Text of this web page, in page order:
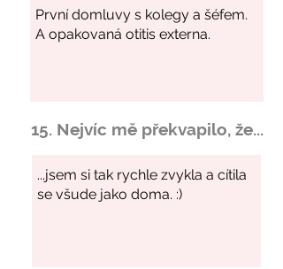
15. Nejvíc mě překvapilo, že...